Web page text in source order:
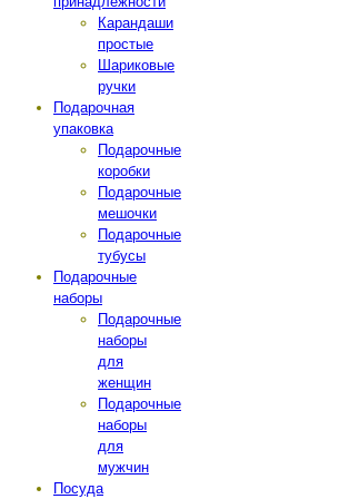
Карандаши
простые
Шариковые
ручки
Подарочная
упаковка
Подарочные
коробки
Подарочные
мешочки
Подарочные
тубусы
Подарочные
наборы
Подарочные
наборы
для
женщин
Подарочные
наборы
для
мужчин
Посуда